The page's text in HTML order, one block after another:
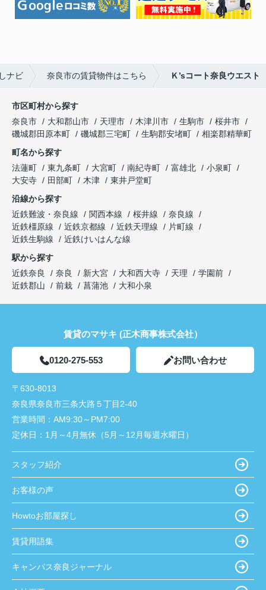
ナビ 奈良市の賃貸物件はこちら Ｋ’sコート奈良ウエスト
市区町村から探す
奈良市
大和郡山市 天理市 木津川市 生駒市
桜井市
磯城郡田原本町
磯城郡三宅町 生駒郡安堵町
相楽郡精華町
町名から探す
法蓮町
東九条町 大宮町 南紀寺町 富雄北
小泉町
大安寺
田部町 木津
東井戸堂町
沿線から探す
近鉄難波・奈良線
関西本線 桜井線
奈良線
近鉄橿原線
近鉄京都線 近鉄天理線
片町線
近鉄生駒線
近鉄けいはんな線
駅から探す
近鉄奈良
奈良 新大宮 大和西大寺 天理
学園前
近鉄郡山
前栽 菖蒲池 大和小泉
賃貸のマサキ (正木商事株式会社）
0120-275-553 お問い合わせ
〒630-8013
奈良県奈良市三条大路５丁目2-40
営業時間： AM9:30～PM7:00
定休日： 1月～4月無休（5月～12月毎週水曜日）
スタッフ紹介
お客様の声
Howtoお部屋探し
賃貸用語集
キャンパス奈良ジャーナル